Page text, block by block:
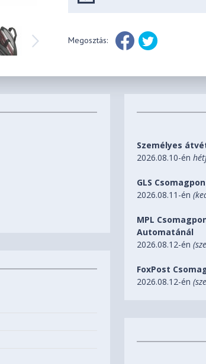
Megosztás:
Személyes
2026.08.10-én
GLS
2026.08.11-én
MPL
Automatánál
2026.08.12-én
FoxPost
2026.08.12-én